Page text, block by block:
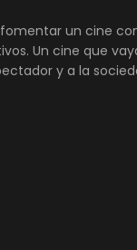
un cine
Un cine que
y a la